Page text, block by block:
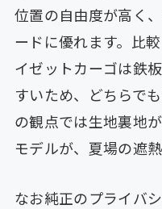
位置の自由度が高く
ードに優れます。比
イゼットカーゴは鉄
すいため、どちらで
の観点では生地裏地
モデルが、夏場の遮
なお純正のプライバ